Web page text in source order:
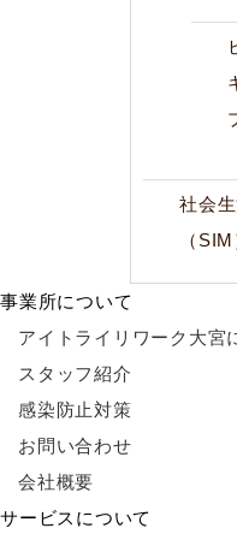
社会
（SIM
事業所について
アイトライリワーク大宮
スタッフ紹介
感染防止対策
お問い合わせ
会社概要
サービスについて